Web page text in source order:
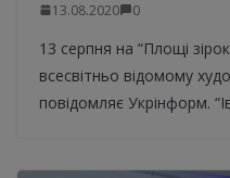
13.08.2020 0
13 серпня на “Площі
всесвітньо відомому
повідомляє Укрінформ.